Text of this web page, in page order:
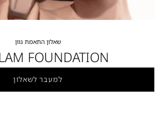
שאלון התאמת גוון
FOUNDATION
למעבר לשאלון